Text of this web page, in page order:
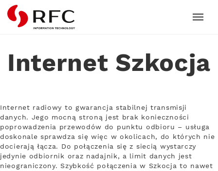
RFC
Internet Szkocja
Internet radiowy to gwarancja stabilnej transmisji
danych. Jego mocną stroną jest brak konieczności
poprowadzenia przewodów do punktu odbioru – usługa
doskonale sprawdza się więc w okolicach, do których nie
docierają łącza. Do połączenia się z siecią wystarczy
jedynie odbiornik oraz nadajnik, a limit danych jest
nieograniczony. Szybkość połączenia w Szkocja to nawet